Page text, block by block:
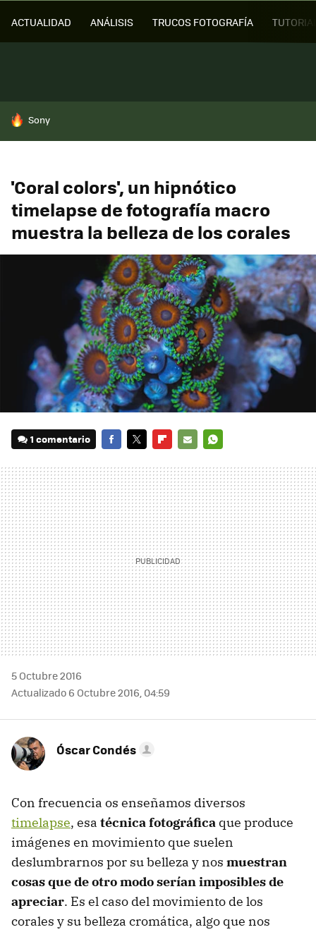
ACTUALIDAD ANÁLISIS TRUCOS FOTOGRAFÍA
HOY SE HABLA DE
Sony
'Coral colors', un hipnótico
timelapse de fotografía macro
muestra la belleza de los corales
1 comentario
MAIL
5 Octubre 2016
Actualizado 6 Octubre 2016, 04:59
Óscar Condés
Con frecuencia os enseñamos diversos
timelapse, esa técnica fotográfica que produce
imágenes en movimiento que suelen
deslumbrarnos por su belleza y nos muestran
cosas que de otro modo serían imposibles de
apreciar. Es el caso del movimiento de los
corales y su belleza cromática, algo que nos